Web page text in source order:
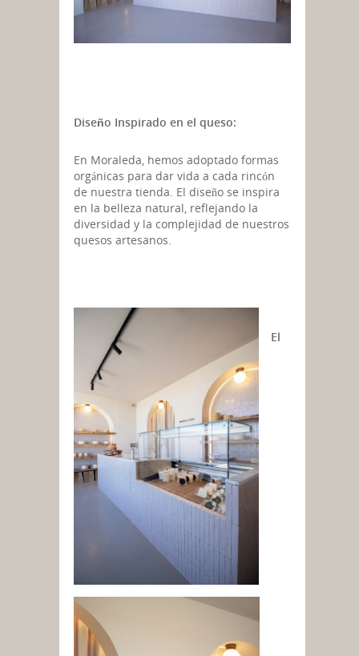
Diseño Inspirado en el queso:
En Moraleda, hemos adoptado formas
orgánicas para dar vida a cada rincón
de nuestra tienda. El diseño se inspira
en la belleza natural, reflejando la
diversidad y la complejidad de nuestros
quesos artesanos.
El